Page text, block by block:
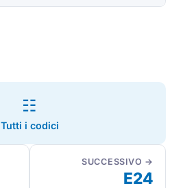
☷
Tutti i codici
SUCCESSIVO →
E24